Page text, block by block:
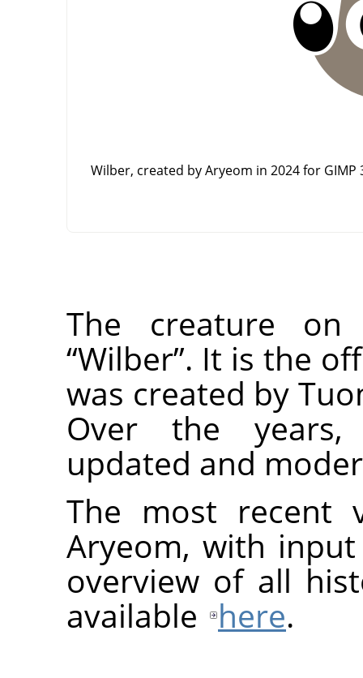
Wilber, created by Aryeom in 2024 for GIMP
The creature
“Wilber”. It is the
was created by
Over the years,
updated and
The most recent
Aryeom, with
overview of all
available here.